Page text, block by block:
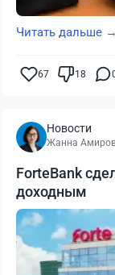
Читать дальше →
67 18
Новости
Жанна
ForteBank
доходным